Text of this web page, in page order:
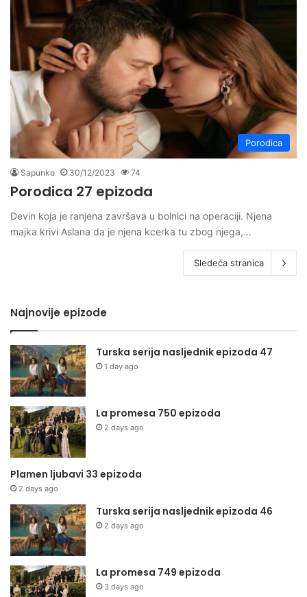
Porodica
Sapunko 30/12/2023 74
Porodica 27 epizoda
Devin koja je ranjena završava u bolnici na operaciji. Njena
majka krivi Aslana da je njena kcerka tu zbog njega,…
Sledeća stranica
Najnovije epizode
Turska serija nasljednik epizoda 47
1 day ago
La promesa 750 epizoda
2 days ago
Plamen ljubavi 33 epizoda
2 days ago
Turska serija nasljednik epizoda 46
2 days ago
La promesa 749 epizoda
3 days ago